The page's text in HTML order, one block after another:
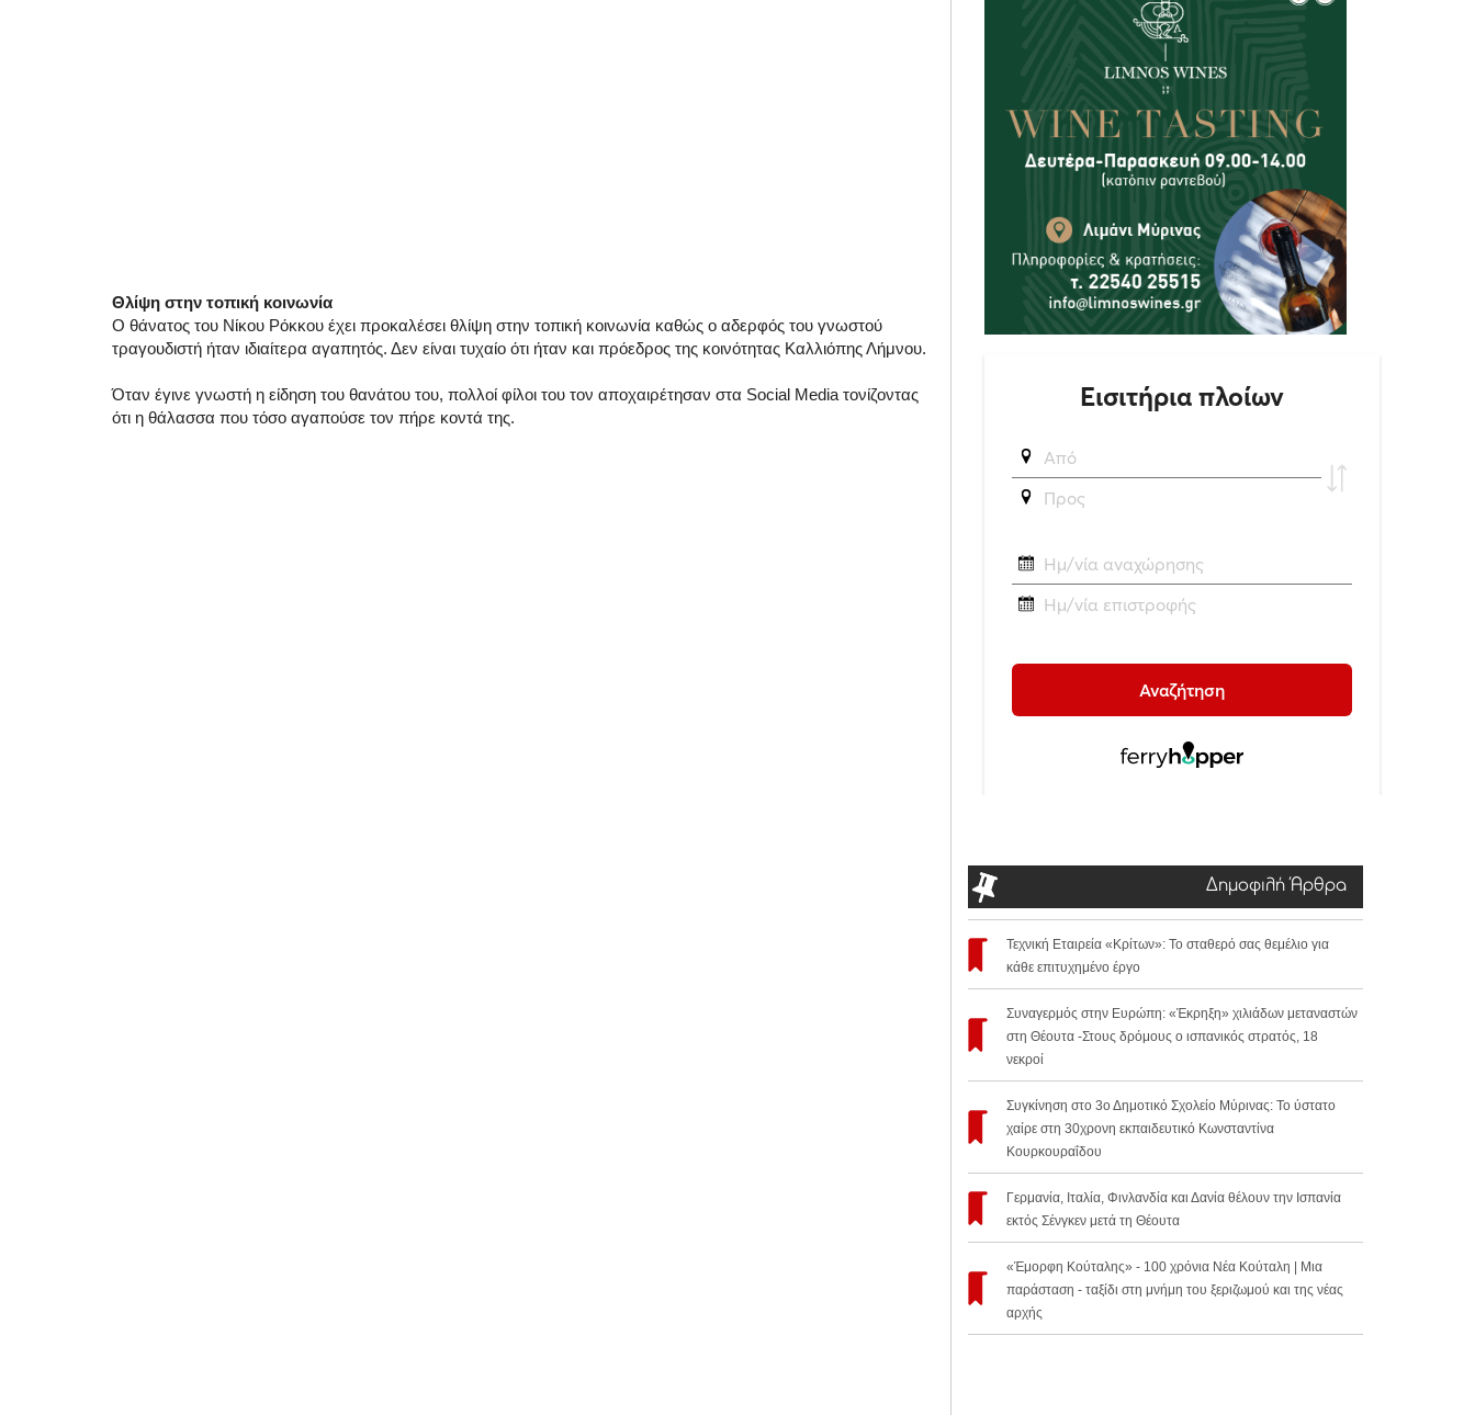
Θλίψη στην τοπική κοινωνία
Ο θάνατος του Νίκου Ρόκκου έχει προκαλέσει θλίψη στην τοπική κοινωνία καθώς ο αδερφός του γνωστού
τραγουδιστή ήταν ιδιαίτερα αγαπητός. Δεν είναι τυχαίο ότι ήταν και πρόεδρος της κοινότητας Καλλιόπης Λήμνου.
Όταν έγινε γνωστή η είδηση του θανάτου του, πολλοί φίλοι του τον αποχαιρέτησαν στα Social Media τονίζοντας
ότι η θάλασσα που τόσο αγαπούσε τον πήρε κοντά της.
Δημοφιλή Άρθρα
Τεχνική Εταιρεία «Κρίτων»: Το σταθερό σας θεμέλιο για
κάθε επιτυχημένο έργο
Συναγερμός στην Ευρώπη: «Έκρηξη» χιλιάδων μεταναστών
στη Θέουτα -Στους δρόμους ο ισπανικός στρατός, 18
νεκροί
Συγκίνηση στο 3ο Δημοτικό Σχολείο Μύρινας: Το ύστατο
χαίρε στη 30χρονη εκπαιδευτικό Κωνσταντίνα
Κουρκουραΐδου
Γερμανία, Ιταλία, Φινλανδία και Δανία θέλουν την Ισπανία
εκτός Σένγκεν μετά τη Θέουτα
«Έμορφη Κούταλης» - 100 χρόνια Νέα Κούταλη | Μια
παράσταση - ταξίδι στη μνήμη του ξεριζωμού και της νέας
αρχής